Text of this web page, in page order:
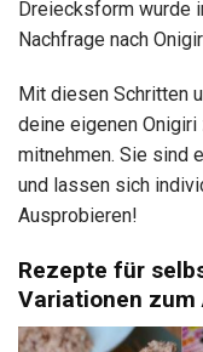
Dreiecksform wurde
Nachfrage nach
Mit diesen Schritten
deine eigenen
mitnehmen. Sie sind
und lassen sich
Ausprobieren!
Rezepte für
Variationen zum